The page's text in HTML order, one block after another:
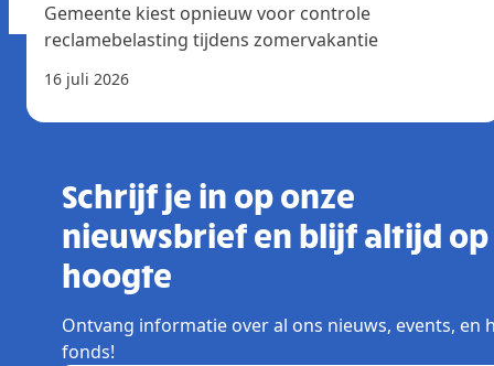
Gemeente kiest opnieuw voor controle
reclamebelasting tijdens zomervakantie
16 juli 2026
Schrijf je in op onze
nieuwsbrief en blijf altijd op
hoogte
Ontvang informatie over al ons nieuws, events, en
fonds!